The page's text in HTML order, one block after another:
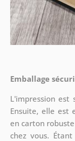
Emballage
L'impression est
Ensuite, elle est
en carton
chez vous.